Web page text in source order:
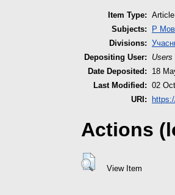
Item Type: Article
Subjects:
P
Divisions:
Depositing User:
Users
Date Deposited:
18
Last Modified: 02
URI:
Actions
View Item